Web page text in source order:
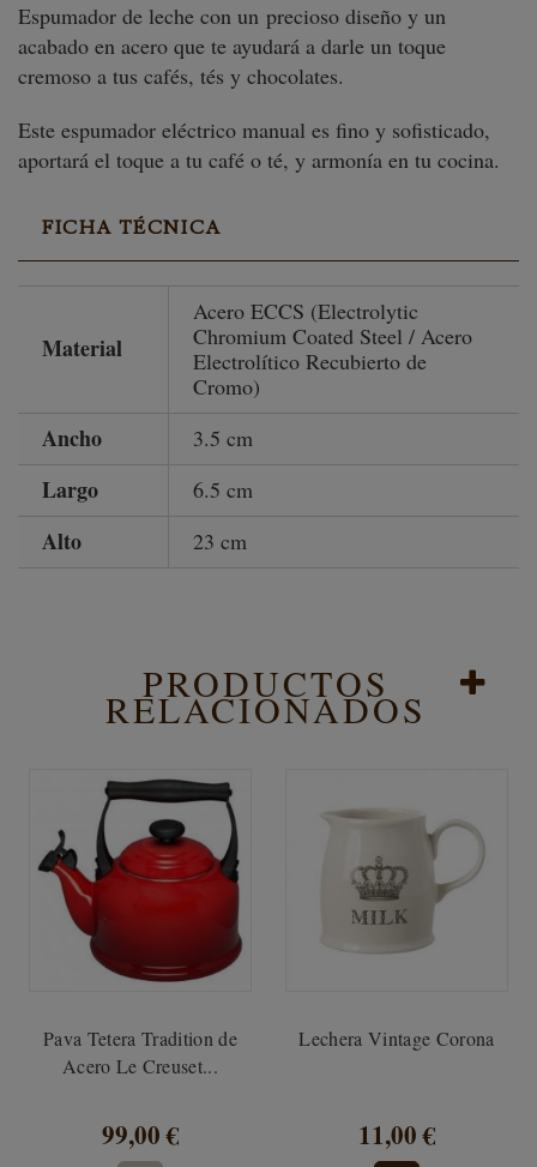
Espumador de leche con un precioso diseño y un
acabado en acero que te ayudará a darle un toque
cremoso a tus cafés, tés y chocolates.
Este espumador eléctrico manual es fino y sofisticado,
aportará el toque a tu café o té, y armonía en tu cocina.
FICHA TÉCNICA
Material
Acero ECCS (Electrolytic
Chromium Coated Steel / Acero
Electrolítico Recubierto de
Cromo)
Ancho 3.5 cm
Largo 6.5 cm
Alto 23 cm
PRODUCTOS
RELACIONADOS
Pava Tetera Tradition de
Acero Le Creuset...
99,00 €
Lechera Vintage Corona
11,00 €